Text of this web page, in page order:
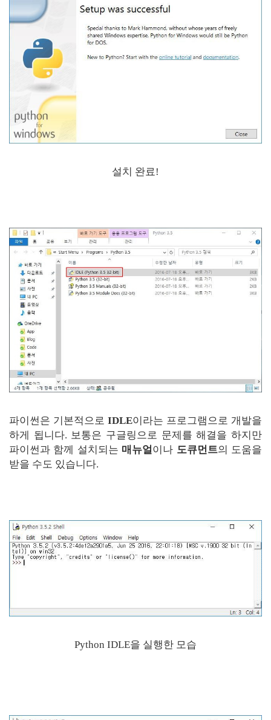
설치 완료!
파이썬은 기본적으로 IDLE이라는 프로그램으로 개발을
하게 됩니다. 보통은 구글링으로 문제를 해결을 하지만
파이썬과 함께 설치되는 매뉴얼이나 도큐먼트의 도움을
받을 수도 있습니다.
Python IDLE을 실행한 모습